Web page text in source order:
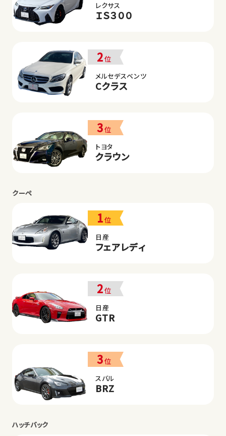
レクサス
ＩＳ３００
2位
メルセデスベンツ
Cクラス
3位
トヨタ
クラウン
クーペ
1位
日産
フェアレディ
2位
日産
GTR
3位
スバル
BRZ
ハッチバック